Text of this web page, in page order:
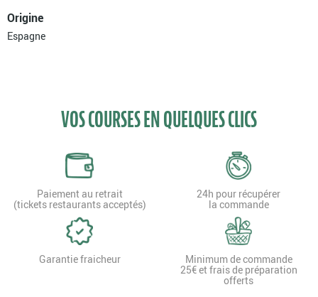
Origine
Espagne
VOS COURSES EN QUELQUES CLICS
Paiement au retrait
(tickets restaurants acceptés)
24h pour récupérer
la commande
Garantie fraicheur Minimum de commande
25€ et frais de préparation
offerts